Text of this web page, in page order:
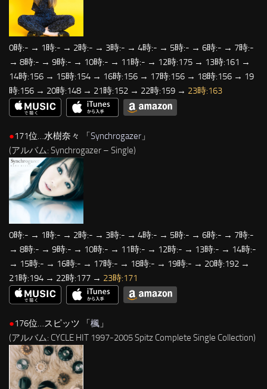
0時:- → 1時:- → 2時:- → 3時:- → 4時:- → 5時:- → 6時:- → 7時:-
→ 8時:- → 9時:- → 10時:- → 11時:- → 12時:175 → 13時:161 →
14時:156 → 15時:154 → 16時:156 → 17時:156 → 18時:156 → 19
時:156 → 20時:148 → 21時:152 → 22時:159 → 23時:163
●171位…水樹奈々 「Synchrogazer 」
(アルバム: Synchrogazer – Single)
0時:- → 1時:- → 2時:- → 3時:- → 4時:- → 5時:- → 6時:- → 7時:-
→ 8時:- → 9時:- → 10時:- → 11時:- → 12時:- → 13時:- → 14時:-
→ 15時:- → 16時:- → 17時:- → 18時:- → 19時:- → 20時:192 →
21時:194 → 22時:177 → 23時:171
●176位…スピッツ 「楓 」
(アルバム: CYCLE HIT 1997-2005 Spitz Complete Single Collection)